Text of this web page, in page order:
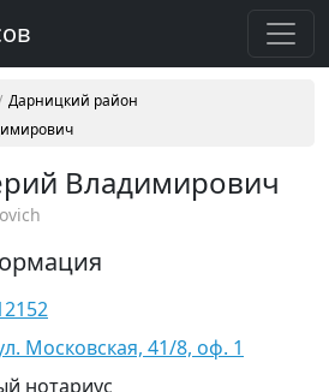
Дарницкий район
Владимирович
Московская, 41/8, оф. 1
нотариус